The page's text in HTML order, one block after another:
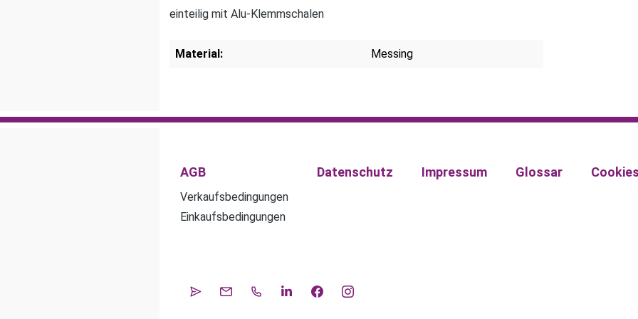
einteilig mit Alu-Klemmschalen
Material: Messing
AGB
Verkaufsbedingungen
Einkaufsbedingungen
Datenschutz Impressum Glossar